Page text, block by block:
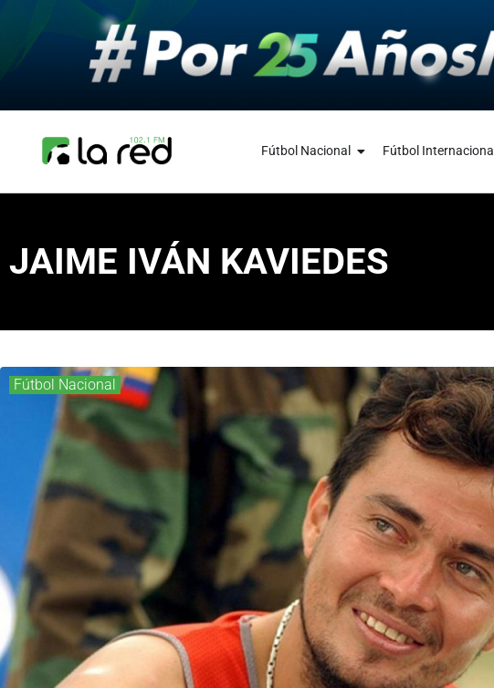
Fútbol Nacional Fútbol Internacional
JAIME IVÁN KAVIEDES
Fútbol Nacional